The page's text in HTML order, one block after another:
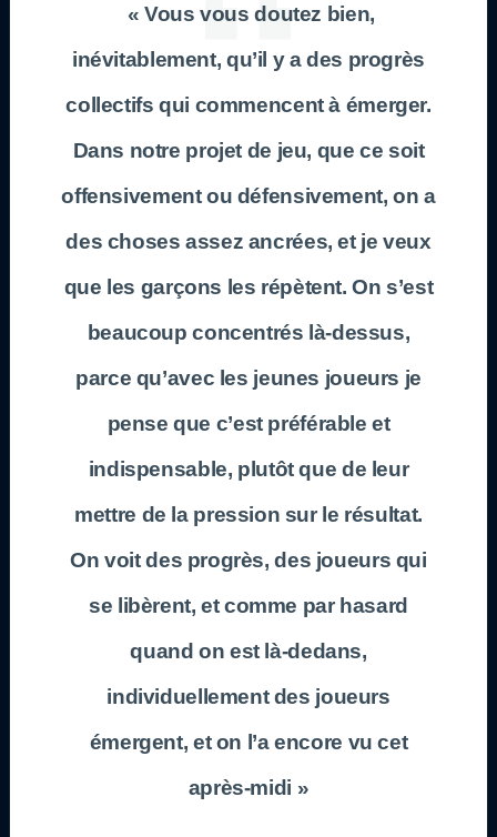
« Vous vous doutez bien,
inévitablement, qu’il y a des progrès
collectifs qui commencent à émerger.
Dans notre projet de jeu, que ce soit
offensivement ou défensivement, on a
des choses assez ancrées, et je veux
que les garçons les répètent. On s’est
beaucoup concentrés là-dessus,
parce qu’avec les jeunes joueurs je
pense que c’est préférable et
indispensable, plutôt que de leur
mettre de la pression sur le résultat.
On voit des progrès, des joueurs qui
se libèrent, et comme par hasard
quand on est là-dedans,
individuellement des joueurs
émergent, et on l’a encore vu cet
après-midi »